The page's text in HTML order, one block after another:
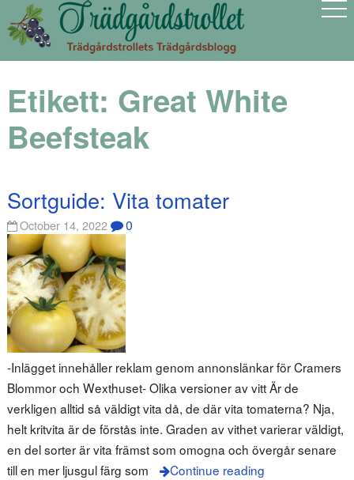
Etikett: Great White
Beefsteak
Sortguide: Vita tomater
October 14, 2022 0
-Inlägget innehåller reklam genom annonslänkar för Cramers
Blommor och Wexthuset- Olika versioner av vitt Är de
verkligen alltid så väldigt vita då, de där vita tomaterna? Nja,
helt kritvita är de förstås inte. Graden av vithet varierar väldigt,
en del sorter är vita främst som omogna och övergår senare
till en mer ljusgul färg som
Continue reading